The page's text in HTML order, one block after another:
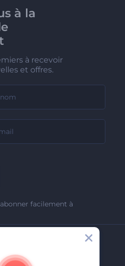
à la
à recevoir
et offres.
facilement à
Nous